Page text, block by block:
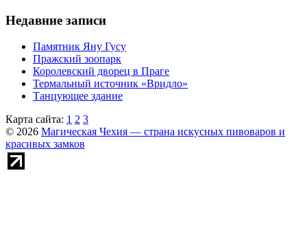
Недавние записи
Памятник Яну Гусу
Пражский зоопарк
Королевский дворец в Праге
Термальный источник «Вридло»
Танцующее здание
Карта сайта: 1 2 3
© 2026 Магическая Чехия — страна искусных пивоваров и
красивых замков